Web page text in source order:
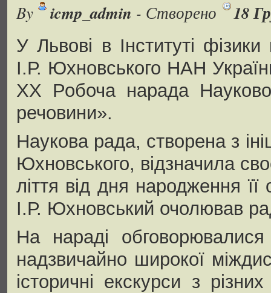
By icmp_admin - Створено 18
У Львові в Інституті
І.Р. Юхновського НАН
XX Робоча нарада
речовини».
Наукова рада, створена з
Юхновського, відзначила
ліття від дня народження
І.Р. Юхновський очолював
На нараді обговорювалися
надзвичайно широкої
історичні екскурси з